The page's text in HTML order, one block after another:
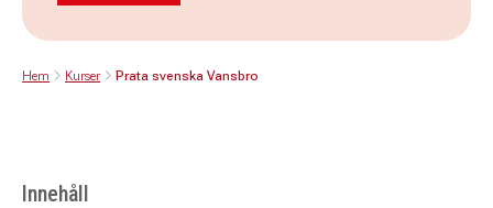
Hem Kurser Prata svenska Vansbro
Innehåll